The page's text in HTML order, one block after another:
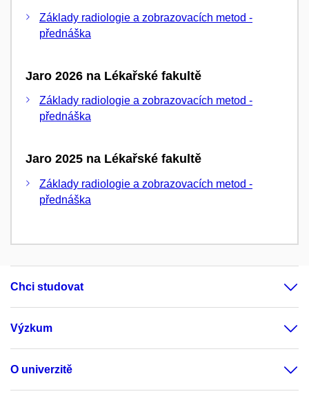
Základy radiologie a zobrazovacích metod -
přednáška
Jaro 2026 na Lékařské fakultě
Základy radiologie a zobrazovacích metod -
přednáška
Jaro 2025 na Lékařské fakultě
Základy radiologie a zobrazovacích metod -
přednáška
Chci studovat
Výzkum
O univerzitě